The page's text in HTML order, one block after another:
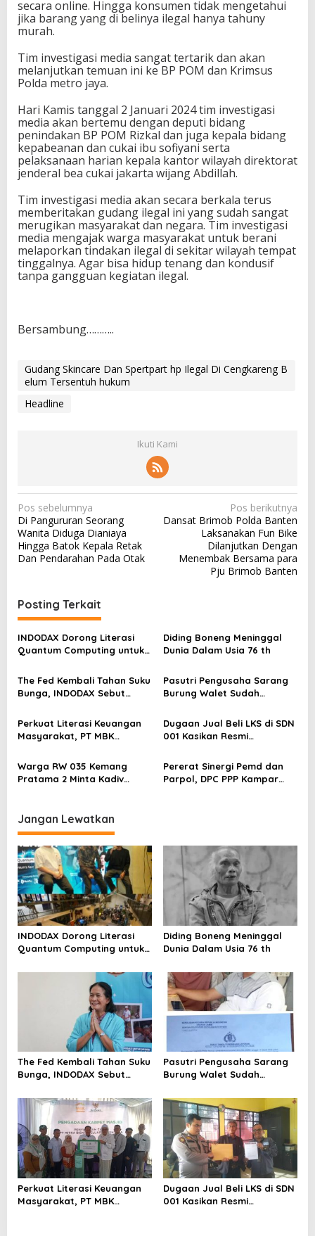
secara online. Hingga konsumen tidak mengetahui
jika barang yang di belinya ilegal hanya tahuny
murah.
Tim investigasi media sangat tertarik dan akan
melanjutkan temuan ini ke BP POM dan Krimsus
Polda metro jaya.
Hari Kamis tanggal 2 Januari 2024 tim investigasi
media akan bertemu dengan deputi bidang
penindakan BP POM Rizkal dan juga kepala bidang
kepabeanan dan cukai ibu sofiyani serta
pelaksanaan harian kepala kantor wilayah direktorat
jenderal bea cukai jakarta wijang Abdillah.
Tim investigasi media akan secara berkala terus
memberitakan gudang ilegal ini yang sudah sangat
merugikan masyarakat dan negara. Tim investigasi
media mengajak warga masyarakat untuk berani
melaporkan tindakan ilegal di sekitar wilayah tempat
tinggalnya. Agar bisa hidup tenang dan kondusif
tanpa gangguan kegiatan ilegal.
Bersambung………..
Gudang Skincare Dan Spertpart hp Ilegal Di Cengkareng B
elum Tersentuh hukum
Headline
Ikuti Kami
N
a
v
i
a
s
i
o
s
Pos sebelumnya
Di Pangururan Seorang
Wanita Diduga Dianiaya
Hingga Batok Kepala Retak
Dan Pendarahan Pada Otak
Pos berikutnya
Dansat Brimob Polda Banten
Laksanakan Fun Bike
Dilanjutkan Dengan
Menembak Bersama para
Pju Brimob Banten
Posting Terkait
INDODAX Dorong Literasi
Quantum Computing untuk
Blockchain
Diding Boneng Meninggal
Dunia Dalam Usia 76 th
The Fed Kembali Tahan Suku
Bunga, INDODAX Sebut
Sentimen Pasar
Pasutri Pengusaha Sarang
Burung Walet Sudah
Pelapor Desak Polda Jambi
Segera Lakukan Penahanan
Perkuat Literasi Keuangan
Masyarakat, PT MBK
Karpet Masjid di Pakuhaji
Dugaan Jual Beli LKS di SDN
001 Kasikan Resmi
Kampar, Pemred – Pimum
Metroterkini.id Desak Usut
Kasus Ini
Warga RW 035 Kemang
Pratama 2 Minta Kadiv
Metro Bekasi Kota
Pererat Sinergi Pemd dan
Parpol, DPC PPP Kampar
Jangan Lewatkan
INDODAX Dorong Literasi
Quantum Computing untuk
Blockchain
Diding Boneng Meninggal
Dunia Dalam Usia 76 th
The Fed Kembali Tahan Suku
Bunga, INDODAX Sebut
Sentimen Pasar
Pasutri Pengusaha Sarang
Burung Walet Sudah
Pelapor Desak Polda Jambi
Segera Lakukan Penahanan
Perkuat Literasi Keuangan
Masyarakat, PT MBK
Dugaan Jual Beli LKS di SDN
001 Kasikan Resmi